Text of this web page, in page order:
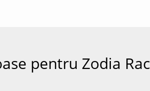
pentru Zodia Rac